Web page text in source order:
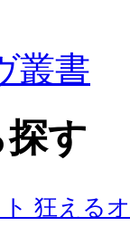
叢書
す
狂える